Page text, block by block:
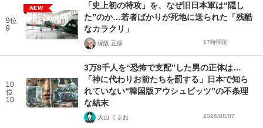
9位
9
NEW
「史上初の特攻」を、なぜ旧日本軍は“隠し
た”のか…若者ばかりが死地に送られた「残酷
なカラクリ」
保阪 正康 17時間前
10
位
10
3万8千人を“恐怖で支配”した男の正体は…
「神に代わりお前たちを罰する」日本で知ら
れていない“韓国版アウシュビッツ”の不条理
な結末
大山 くまお 2026/08/07